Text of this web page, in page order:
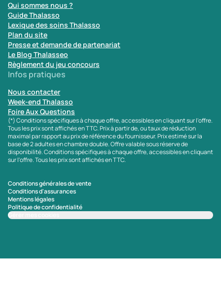
Qui sommes nous ?
Guide Thalasso
Lexique des soins Thalasso
Plan du site
Presse et demande de partenariat
Le Blog Thalasseo
Règlement du jeu concours
Infos pratiques
Nous contacter
Week-end Thalasso
Foire Aux Questions
(*) Conditions spécifiques à chaque offre, accessibles en cliquant sur l'offre.
Tous les prix sont affichés en TTC. Prix à partir de, ou taux de réduction
maximal par rapport au prix de référence du fournisseur. Prix estimé sur la
base de 2 adultes en chambre double. Offre valable sous réserve de
disponibilité. Conditions spécifiques à chaque offre, accessibles en cliquant
sur l'offre. Tous les prix sont affichés en TTC.
Conditions générales de vente
Conditions d'assurances
Mentions légales
Politique de confidentialité
Gérer mes cookies